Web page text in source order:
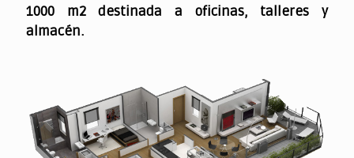
1000 m2 destinada a oficinas, talleres y
almacén.